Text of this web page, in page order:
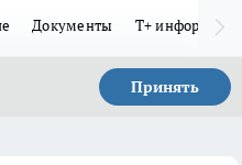
Документы Т+
Принять